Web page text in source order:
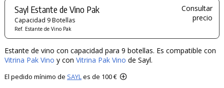
Sayl Estante de Vino Pak
Capacidad 9 Botellas
Ref. Estante de Vino Pak
Consultar
precio
Estante de vino con capacidad para 9 botellas. Es compatible con
Vitrina Pak Vino y con Vitrina Pak Vino de Sayl.
El pedido mínimo de SAYLes de 100 €